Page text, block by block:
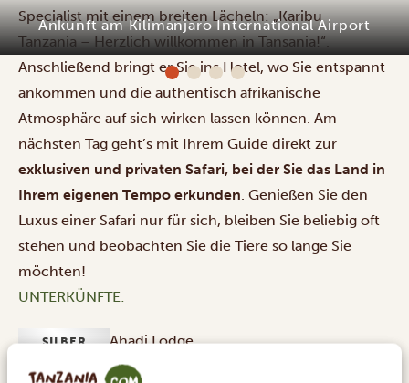
Ahadi Lodge
Specialist mit einem breiten Lächeln: „Karibu
Tanzania – Herzlich willkommen in Tansania!“.
Anschließend bringt er Sie ins Hotel, wo Sie entspannt
ankommen und die authentisch afrikanische
Atmosphäre auf sich wirken lassen können. Am
nächsten Tag geht’s mit Ihrem Guide direkt zur
exklusiven und privaten Safari, bei der Sie das Land in
Ihrem eigenen Tempo erkunden . Genießen Sie den
Luxus einer Safari nur für sich, bleiben Sie beliebig oft
stehen und beobachten Sie die Tiere so lange Sie
möchten!
UNTERKÜNFTE:
SILBER Ahadi Lodge
GOLD Giraffe Manor Tanzania